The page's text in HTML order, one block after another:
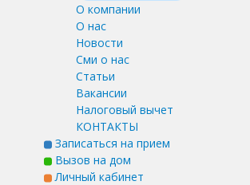
О компании
О нас
Новости
Сми о нас
Статьи
Вакансии
Налоговый вычет
КОНТАКТЫ
Записаться на прием
Вызов на дом
Личный кабинет